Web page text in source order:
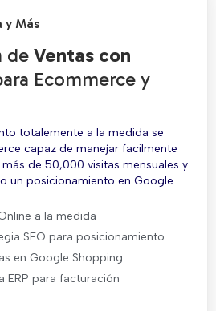
y Más
de Ventas con
Ecommerce y
totalemente a la medida se
capaz de manejar facilmente
de 50,000 visitas mensuales y
un posicionamiento en Google.
a la medida
SEO para posicionamiento
en Google Shopping
ERP para facturación